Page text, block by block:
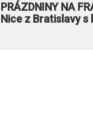
PRÁZDNINY NA
Nice z Bratislavy s